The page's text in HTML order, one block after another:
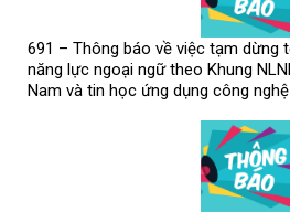
691 – Thông báo về việc tạm dừng
năng lực ngoại ngữ theo Khung
Nam và tin học ứng dụng công